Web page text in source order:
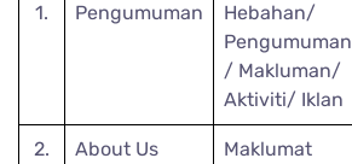
1. Pengumuman
Hebahan/
Pengumuman
/ Makluman/
Aktiviti/ Iklan
2. About Us
Maklumat